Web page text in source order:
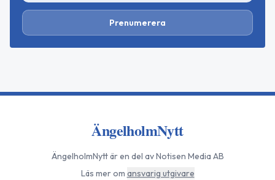
Prenumerera
ÄngelholmNytt
ÄngelholmNyttär en del av Notisen Media AB
Läs mer om ansvarig utgivare